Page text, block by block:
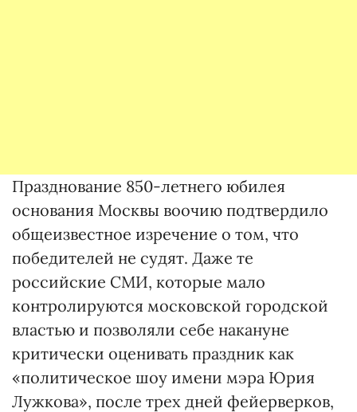
Празднование 850-летнего юбилея
основания Москвы воочию подтвердило
общеизвестное изречение о том, что
победителей не судят. Даже те
российские СМИ, которые мало
контролируются московской городской
властью и позволяли себе накануне
критически оценивать праздник как
«политическое шоу имени мэра Юрия
Лужкова», после трех дней фейерверков,